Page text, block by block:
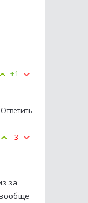
+1
Ответить
-3
за